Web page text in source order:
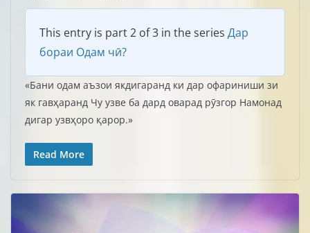
This entry is part 2 of 3 in the series Дар
бораи Одам чӣ?
«Бани одам аъзои якдигаранд ки дар офариниши зи
як гавҳаранд Чу узве ба дард оварад рӯзгор Намонад
дигар узвҳоро қарор.»
Read More